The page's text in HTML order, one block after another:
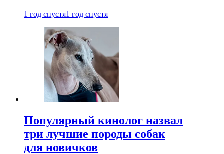
1 год спустя1 год спустя
Популярный кинолог назвал
три лучшие породы собак
для новичков